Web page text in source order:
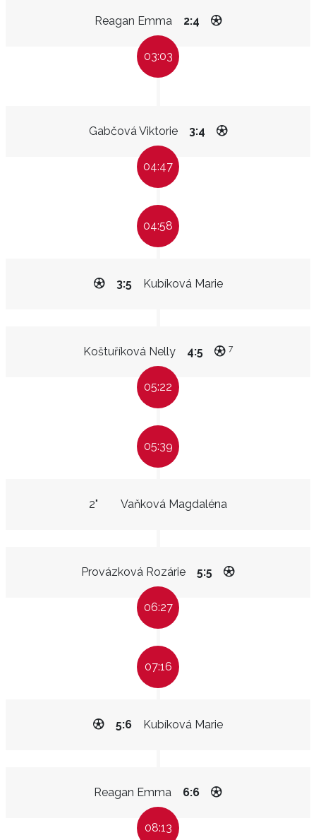
Reagan Emma 2:4
03:03
Gabčová Viktorie 3:4
04:47
04:58
Kubíková Marie
3:5
Koštuříková Nelly 4:5 7
05:22
05:39
Vaňková Magdaléna
2"
Provázková Rozárie 5:5
06:27
07:16
Kubíková Marie
5:6
Reagan Emma 6:6
08:13